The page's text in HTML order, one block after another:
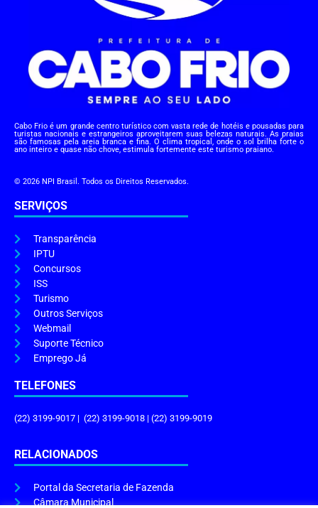
Cabo Frio é um grande centro turístico com vasta rede de hotéis e pousadas para
turistas nacionais e estrangeiros aproveitarem suas belezas naturais. As praias
são famosas pela areia branca e fina. O clima tropical, onde o sol brilha forte o
ano inteiro e quase não chove, estimula fortemente este turismo praiano.
© 2026 NPI Brasil. Todos os Direitos Reservados.
SERVIÇOS
Transparência
IPTU
Concursos
ISS
Turismo
Outros Serviços
Webmail
Suporte Técnico
Emprego Já
TELEFONES
(22) 3199-9017 | (22) 3199-9018 | (22) 3199-9019
RELACIONADOS
Portal da Secretaria de Fazenda
Câmara Municipal